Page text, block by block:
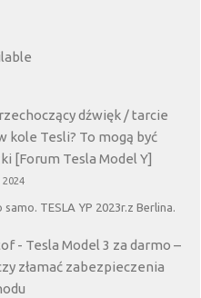
dźwięk / tarcie
kole Tesli? To mogą być
[Forum Tesla Model Y]
samo. TESLA YP 2023r.z Berlina.
- Tesla Model 3 za darmo –
złamać zabezpieczenia